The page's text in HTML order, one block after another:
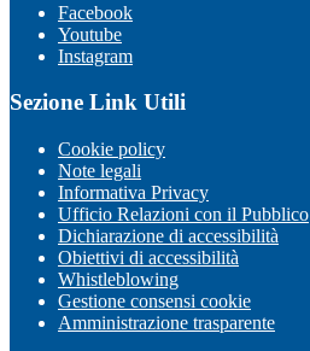
Facebook
Youtube
Instagram
Sezione Link Utili
Cookie policy
Note legali
Informativa Privacy
Ufficio Relazioni con il Pubblico
Dichiarazione di accessibilità
Obiettivi di accessibilità
Whistleblowing
Gestione consensi cookie
Amministrazione trasparente